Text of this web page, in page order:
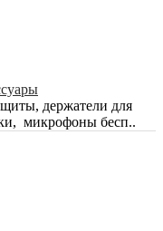
держатели для
микрофоны бесп..